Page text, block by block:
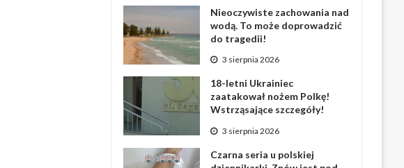
Nieoczywiste zachowania nad
wodą. To może doprowadzić
do tragedii!
3 sierpnia 2026
18-letni Ukrainiec
zaatakował nożem Polkę!
Wstrząsające szczegóły!
3 sierpnia 2026
Czarna seria u polskiej